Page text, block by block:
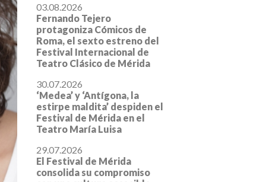
03.08.2026
Fernando Tejero
protagoniza Cómicos de
Roma, el sexto estreno del
Festival Internacional de
Teatro Clásico de Mérida
30.07.2026
‘Medea’ y ‘Antígona, la
estirpe maldita’ despiden el
Festival de Mérida en el
Teatro María Luisa
29.07.2026
El Festival de Mérida
consolida su compromiso